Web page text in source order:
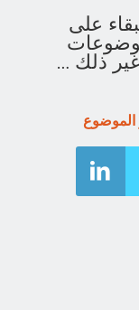
على
ذلك …